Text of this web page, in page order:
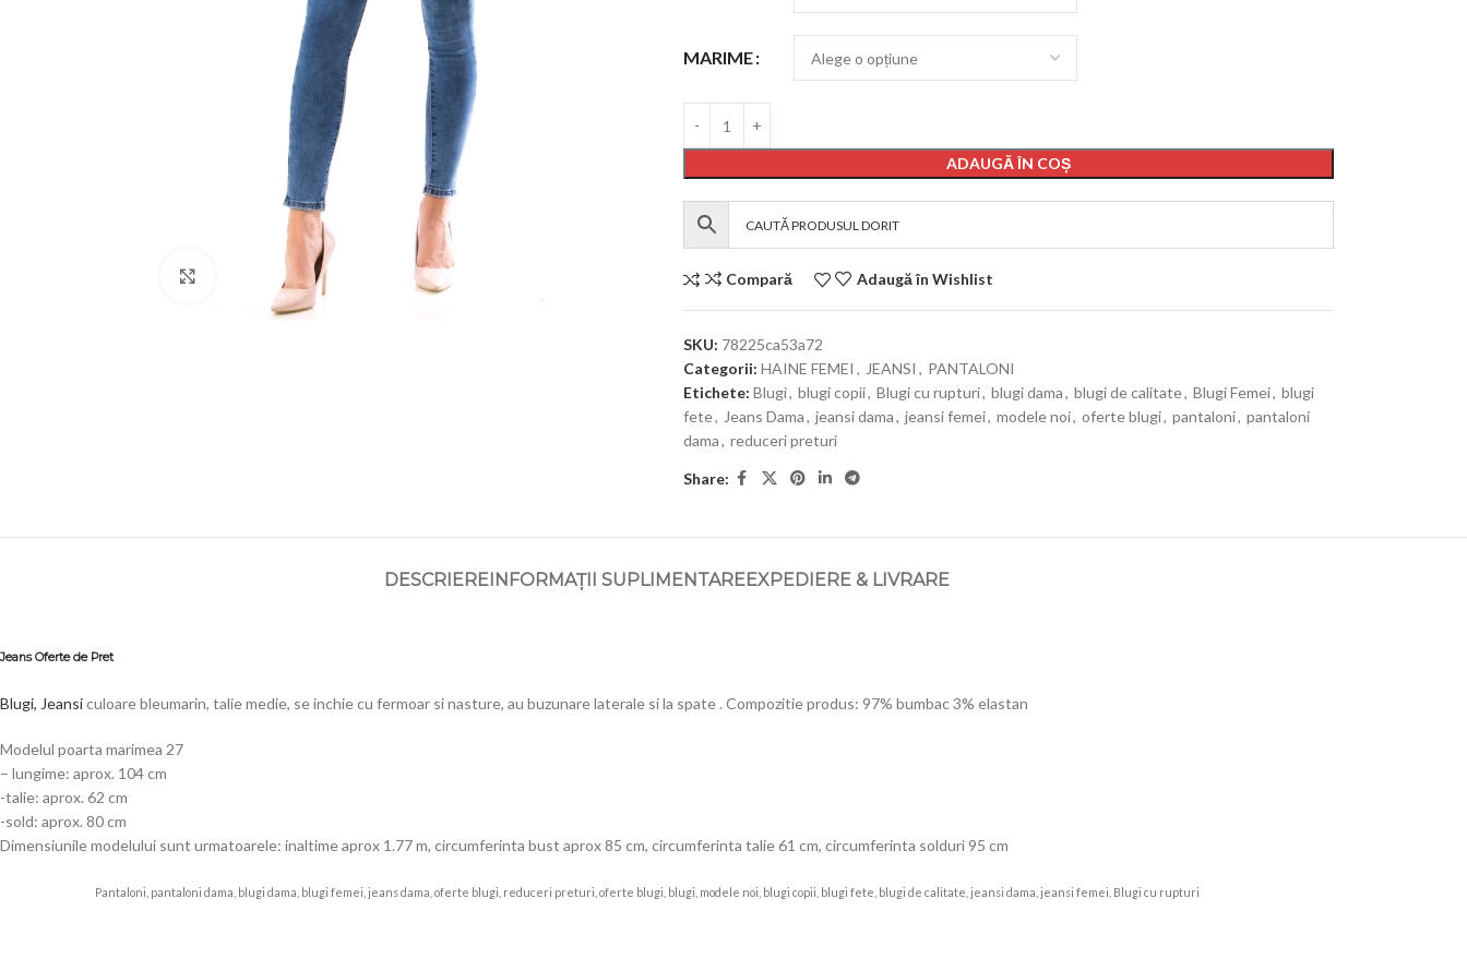
Click to enlarge
MARIME
ADAUGĂ ÎN COȘ
Compară Adaugă în Wishlist
SKU: 78225ca53a72
Categorii: HAINE FEMEI , JEANSI , PANTALONI
Etichete: Blugi, blugi copii, Blugi cu rupturi, blugi dama, blugi de calitate, Blugi Femei, blugi
fete, Jeans Dama, jeansi dama, jeansi femei, modele noi, oferte blugi, pantaloni, pantaloni
dama, reduceri preturi
Share:
DESCRIEREINFORMAȚII SUPLIMENTAREEXPEDIERE & LIVRARE
Jeans Oferte de Pret
Blugi, Jeansiculoare bleumarin, talie medie, se inchie cu fermoar si nasture, au buzunare laterale si la spate . Compozitie produs: 97% bumbac 3% elastan
Modelul poarta marimea 27
– lungime: aprox. 104 cm
-talie: aprox. 62 cm
-sold: aprox. 80 cm
Dimensiunile modelului sunt urmatoarele: inaltime aprox 1.77 m, circumferinta bust aprox 85 cm, circumferinta talie 61 cm, circumferinta solduri 95 cm
Pantaloni, pantaloni dama, blugi dama, blugi femei, jeans dama, oferte blugi, reduceri preturi, oferte blugi, blugi, modele noi, blugi copii, blugi fete, blugi de calitate, jeansi dama, jeansi femei, Blugi cu rupturi